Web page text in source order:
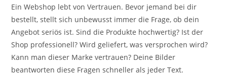
Ein Webshop lebt von Vertrauen. Bevor jemand bei dir
bestellt, stellt sich unbewusst immer die Frage, ob dein
Angebot seriös ist. Sind die Produkte hochwertig? Ist der
Shop professionell? Wird geliefert, was versprochen wird?
Kann man dieser Marke vertrauen? Deine Bilder
beantworten diese Fragen schneller als jeder Text.